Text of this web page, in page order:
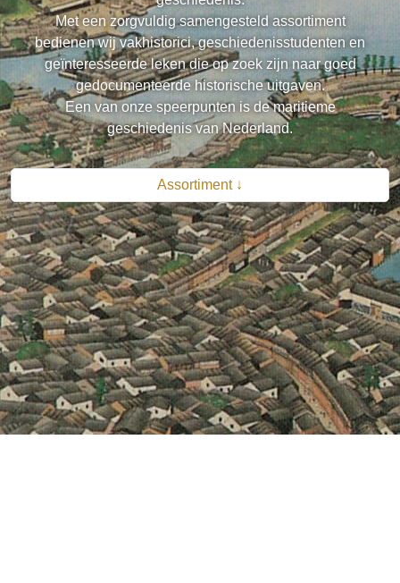
Met een zorgvuldig samengesteld assortiment
bedienen wij vakhistorici, geschiedenisstudenten en
geïnteresseerde leken die op zoek zijn naar goed
gedocumenteerde historische uitgaven.
Een van onze speerpunten is de maritieme
geschiedenis van Nederland.
Assortiment ↓